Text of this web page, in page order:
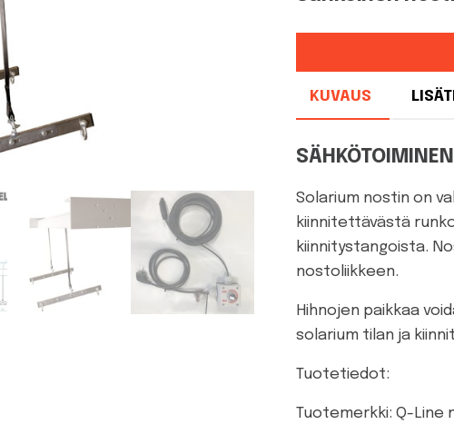
KUVAUS
Solarium nostin on
kiinnitettävästä
kiinnitystangoista.
nostoliikkeen.
Hihnojen paikkaa
solarium tilan ja
Tuotetiedot:
Tuotemerkki: Q-Line